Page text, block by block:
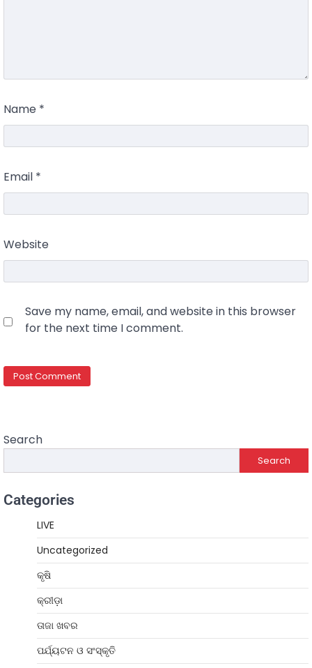
Name *
Email *
Website
Save my name, email, and website in this browser
for the next time I comment.
Search
Search
Categories
LIVE
Uncategorized
କୃଷି
କ୍ରୀଡ଼ା
ତାଜା ଖବର
ପର୍ଯ୍ୟଟନ ଓ ସଂସ୍କୃତି